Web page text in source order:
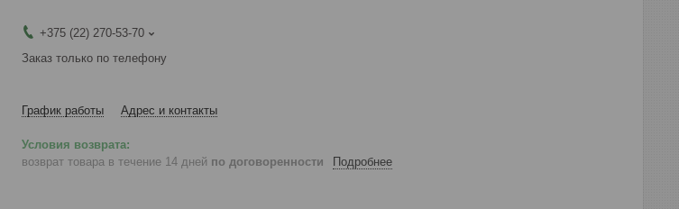
+375 (22) 270-53-70
Заказ только по телефону
График работы Адрес и контакты
возврат товара в течение 14 дней по договоренности Подробнее